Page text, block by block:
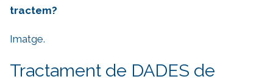
tractem?
Imatge.
Tractament de DADES de